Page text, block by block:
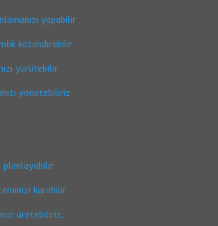
yapabilir
kazandırabilir
yürütebilir
yönetebiliriz
planlayabilir
kurabilir
üretebiliriz.